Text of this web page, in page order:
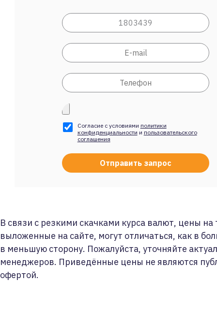
Согласие с условиями политики
конфиденциальности и пользовательского
соглашения
В связи с резкими скачками курса валют, цены на
выложенные на сайте, могут отличаться, как в
в меньшую сторону. Пожалуйста, уточняйте
менеджеров. Приведённые цены не являются
офертой.